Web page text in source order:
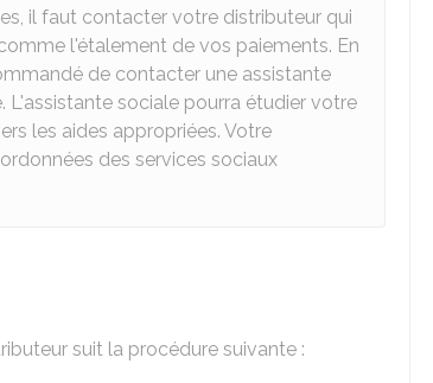
il faut contacter votre distributeur qui
l'étalement de vos paiements. En
de contacter une assistante
sociale pourra étudier votre
les aides appropriées. Votre
des services sociaux
suit la procédure suivante :